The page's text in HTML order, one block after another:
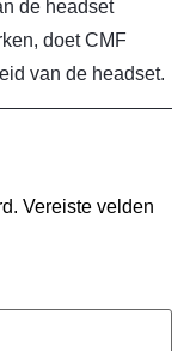
de headset
doet CMF
van de headset.
Vereiste velden